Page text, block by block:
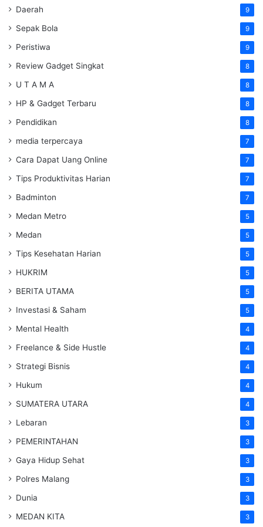
Daerah 9
Sepak Bola 9
Peristiwa 9
Review Gadget Singkat 8
U T A M A 8
HP & Gadget Terbaru 8
Pendidikan 8
media terpercaya 7
Cara Dapat Uang Online 7
Tips Produktivitas Harian 7
Badminton 7
Medan Metro 5
Medan 5
Tips Kesehatan Harian 5
HUKRIM 5
BERITA UTAMA 5
Investasi & Saham 5
Mental Health 4
Freelance & Side Hustle 4
Strategi Bisnis 4
Hukum 4
SUMATERA UTARA 4
Lebaran 3
PEMERINTAHAN 3
Gaya Hidup Sehat 3
Polres Malang 3
Dunia 3
MEDAN KITA 3